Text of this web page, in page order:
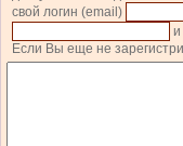
свой логин (email)
и
Если Вы еще не